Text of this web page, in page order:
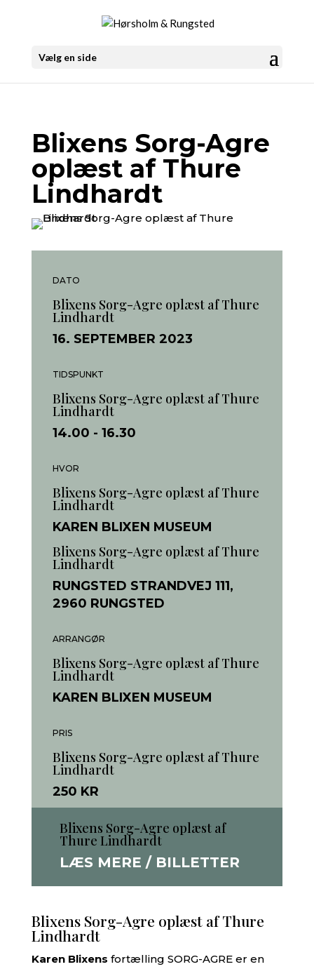
Vælg en side
Blixens Sorg-Agre
oplæst af Thure
Lindhardt
DATO
Blixens Sorg-Agre oplæst af Thure
Lindhardt
16. SEPTEMBER 2023
TIDSPUNKT
Blixens Sorg-Agre oplæst af Thure
Lindhardt
14.00 - 16.30
HVOR
Blixens Sorg-Agre oplæst af Thure
Lindhardt
KAREN BLIXEN MUSEUM
Blixens Sorg-Agre oplæst af Thure
Lindhardt
RUNGSTED STRANDVEJ 111,
2960 RUNGSTED
ARRANGØR
Blixens Sorg-Agre oplæst af Thure
Lindhardt
KAREN BLIXEN MUSEUM
PRIS
Blixens Sorg-Agre oplæst af Thure
Lindhardt
250 KR
Blixens Sorg-Agre oplæst af
Thure Lindhardt
LÆS MERE / BILLETTER
Blixens Sorg-Agre oplæst af Thure
Lindhardt
Karen Blixens fortælling SORG-AGRE er en